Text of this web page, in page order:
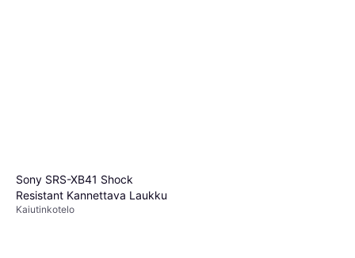
Sony SRS-XB41 Shock
Resistant Kannettava Laukku
Kaiutinkotelo